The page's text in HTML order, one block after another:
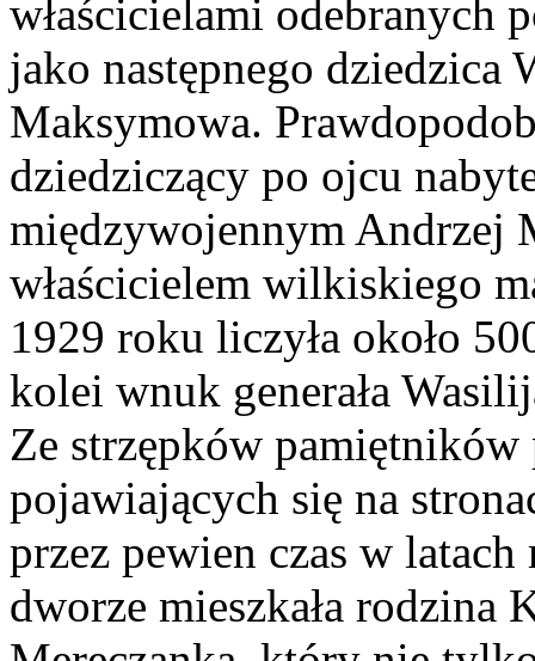
właścicielami odebranych
jako następnego
Maksymowa.
dziedziczący po ojcu
międzywojennym Andrzej
właścicielem wilkiskiego
1929 roku liczyła około
kolei wnuk generała
Ze strzępków
pojawiających się na
przez pewien czas w
dworze mieszkała rodzina